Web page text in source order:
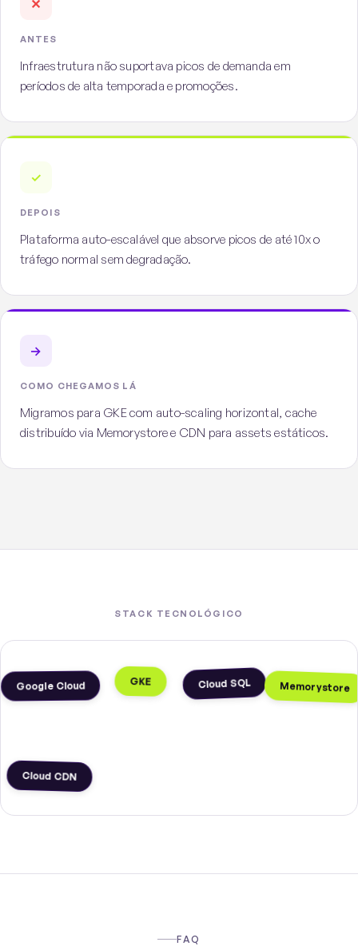
✕
ANTES
Infraestrutura não suportava picos de demanda em
períodos de alta temporada e promoções.
✓
DEPOIS
Plataforma auto-escalável que absorve picos de até 10x o
tráfego normal sem degradação.
→
COMO CHEGAMOS LÁ
Migramos para GKE com auto-scaling horizontal, cache
distribuído via Memorystore e CDN para assets estáticos.
STACK TECNOLÓGICO
Google Cloud GKE Cloud SQL Memorystore
Cloud CDN
FAQ